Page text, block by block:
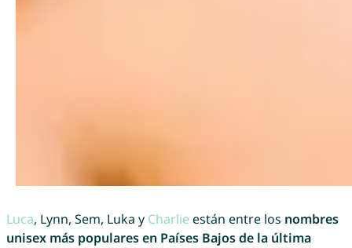
Luca, Lynn, Sem, Luka y Charlie están entre los nombres
unisex más populares en Países Bajos de la última